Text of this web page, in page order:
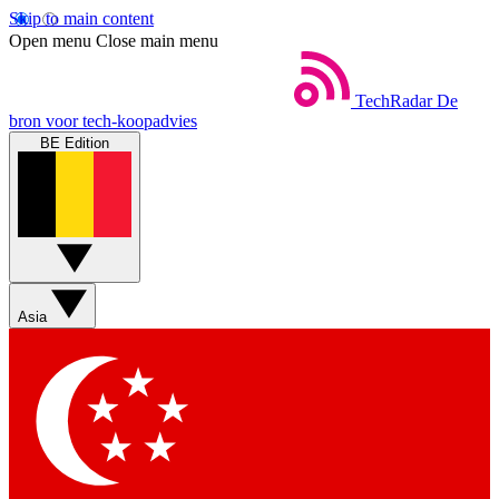
Skip to main content
Open menu Close main menu
TechRadar De
bron voor tech-koopadvies
BE Edition
Asia